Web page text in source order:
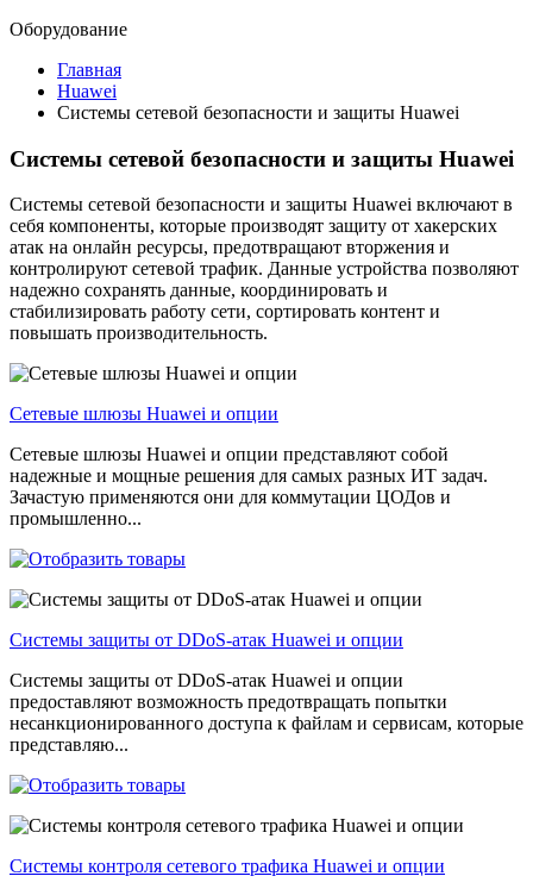
Оборудование
Главная
Huawei
Системы сетевой безопасности и защиты Huawei
Системы сетевой безопасности и защиты Huawei
Системы сетевой безопасности и защиты Huawei включают в
себя компоненты, которые производят защиту от хакерских
атак на онлайн ресурсы, предотвращают вторжения и
контролируют сетевой трафик. Данные устройства позволяют
надежно сохранять данные, координировать и
стабилизировать работу сети, сортировать контент и
повышать производительность.
Сетевые шлюзы Huawei и опции
Сетевые шлюзы Huawei и опции представляют собой
надежные и мощные решения для самых разных ИТ задач.
Зачастую применяются они для коммутации ЦОДов и
промышленно...
Системы защиты от DDoS-атак Huawei и опции
Системы защиты от DDoS-атак Huawei и опции
предоставляют возможность предотвращать попытки
несанкционированного доступа к файлам и сервисам, которые
представляю...
Системы контроля сетевого трафика Huawei и опции